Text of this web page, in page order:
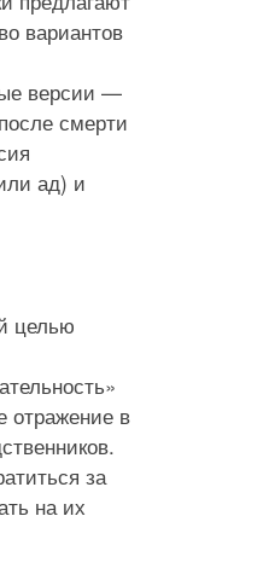
вариантов
версии —
смерти
ад) и
целью
отражение в
за
на их